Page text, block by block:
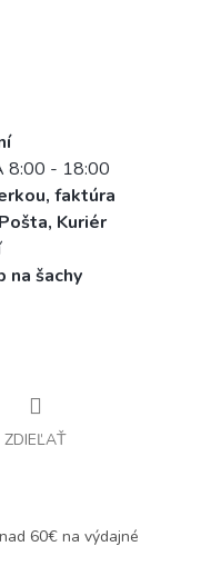
8:00 - 18:00
faktúra
Kuriér
na šachy
ZDIEĽAŤ
60€ na výdajné